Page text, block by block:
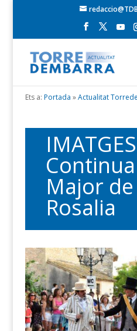
Ets a: Portada »Actualitat
Major
Rosalia